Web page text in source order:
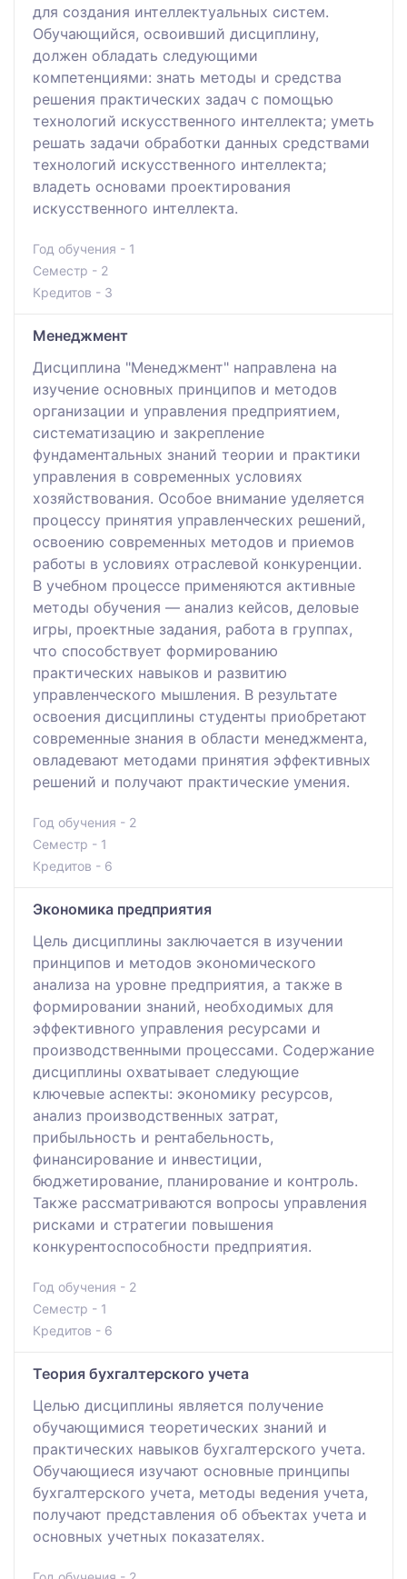
для создания интеллектуальных систем.
Обучающийся, освоивший дисциплину,
должен обладать следующими
компетенциями: знать методы и средства
решения практических задач с помощью
технологий искусственного интеллекта; уметь
решать задачи обработки данных средствами
технологий искусственного интеллекта;
владеть основами проектирования
искусственного интеллекта.
Год обучения - 1
Семестр - 2
Кредитов - 3
Менеджмент
Дисциплина "Менеджмент" направлена на
изучение основных принципов и методов
организации и управления предприятием,
систематизацию и закрепление
фундаментальных знаний теории и практики
управления в современных условиях
хозяйствования. Особое внимание уделяется
процессу принятия управленческих решений,
освоению современных методов и приемов
работы в условиях отраслевой конкуренции.
В учебном процессе применяются активные
методы обучения — анализ кейсов, деловые
игры, проектные задания, работа в группах,
что способствует формированию
практических навыков и развитию
управленческого мышления. В результате
освоения дисциплины студенты приобретают
современные знания в области менеджмента,
овладевают методами принятия эффективных
решений и получают практические умения.
Год обучения - 2
Семестр - 1
Кредитов - 6
Экономика предприятия
Цель дисциплины заключается в изучении
принципов и методов экономического
анализа на уровне предприятия, а также в
формировании знаний, необходимых для
эффективного управления ресурсами и
производственными процессами. Содержание
дисциплины охватывает следующие
ключевые аспекты: экономику ресурсов,
анализ производственных затрат,
прибыльность и рентабельность,
финансирование и инвестиции,
бюджетирование, планирование и контроль.
Также рассматриваются вопросы управления
рисками и стратегии повышения
конкурентоспособности предприятия.
Год обучения - 2
Семестр - 1
Кредитов - 6
Теория бухгалтерского учета
Целью дисциплины является получение
обучающимися теоретических знаний и
практических навыков бухгалтерского учета.
Обучающиеся изучают основные принципы
бухгалтерского учета, методы ведения учета,
получают представления об объектах учета и
основных учетных показателях.